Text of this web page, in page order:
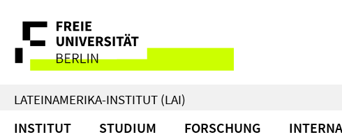
direkt
Inhalt
Service-
Navigation
LATEINAMERIKA-INSTITUT (LAI)
INSTITUT STUDIUM FORSCHUNG